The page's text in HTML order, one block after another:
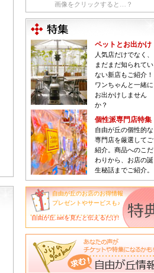
画像をクリックすると…？
ペットとお出かけ
人気店だけでなく、
まだまだ知られてい
ない新店もご紹介！
ワンちゃんと一緒に
お出かけしません
か？
個性派専門店特集
自由が丘の個性的な
専門店を厳選してご
紹介。商品へのこだ
わりから、お店の誕
生秘話までご紹介。
自由が丘のお店のお得情報
プレゼントやサービスも♪
自由が丘.netを見たと伝えるだけ!